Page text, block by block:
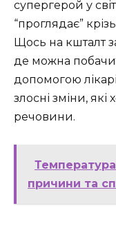
супергерой у
“проглядає”
Щось на кшталт
де можна
допомогою
злосні зміни, які
речовини.
причини та